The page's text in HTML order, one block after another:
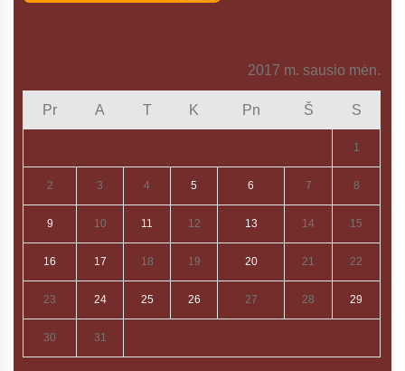
2017 m. sausio mėn.
Pr A T K Pn Š S
1
2 3 4 5 6 7 8
9 10 11 12 13 14 15
16 17 18 19 20 21 22
23 24 25 26 27 28 29
30 31